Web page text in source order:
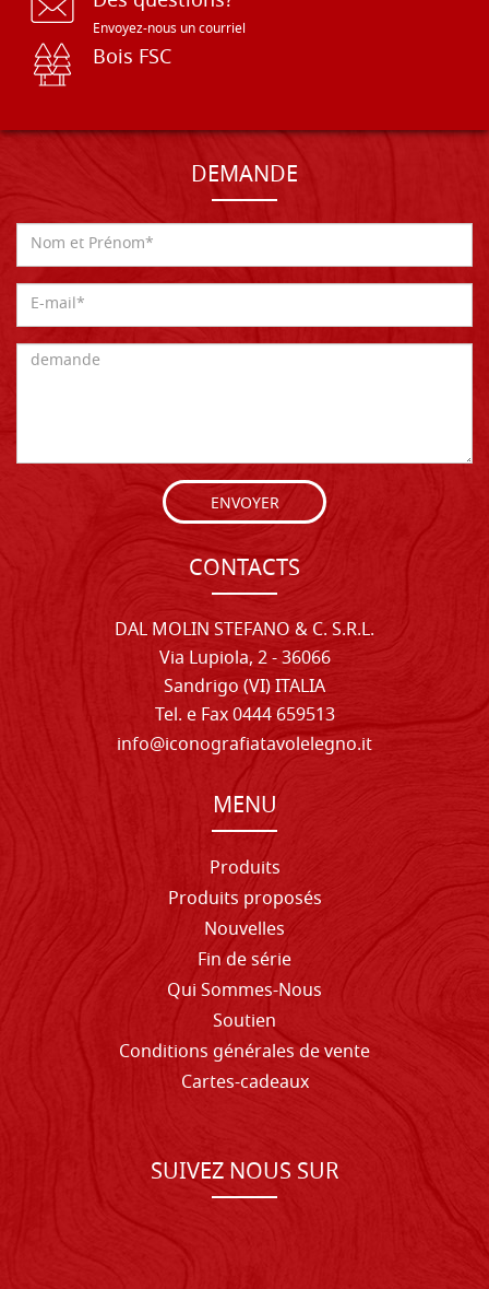
Envoyez-nous un courriel
Bois FSC
DEMANDE
ENVOYER
CONTACTS
DAL MOLIN STEFANO & C. S.R.L.
Via Lupiola, 2 - 36066
Sandrigo (VI) ITALIA
Tel. e Fax 0444 659513
info@iconografiatavolelegno.it
MENU
Produits
Produits proposés
Nouvelles
Fin de série
Qui Sommes-Nous
Soutien
Conditions générales de vente
Cartes-cadeaux
SUIVEZ NOUS SUR